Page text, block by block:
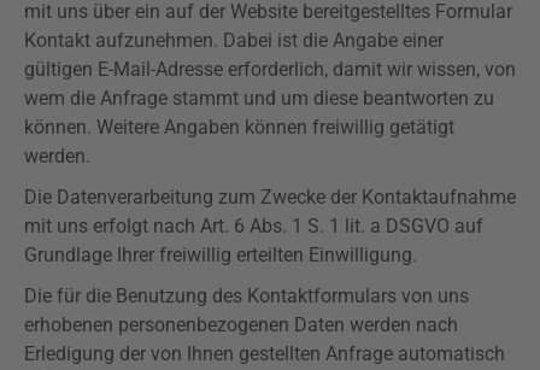
mit uns über ein auf der Website bereitgestelltes Formular
Kontakt aufzunehmen. Dabei ist die Angabe einer
gültigen E-Mail-Adresse erforderlich, damit wir wissen, von
wem die Anfrage stammt und um diese beantworten zu
können. Weitere Angaben können freiwillig getätigt
werden.
Die Datenverarbeitung zum Zwecke der Kontaktaufnahme
mit uns erfolgt nach Art. 6 Abs. 1 S. 1 lit. a DSGVO auf
Grundlage Ihrer freiwillig erteilten Einwilligung.
Die für die Benutzung des Kontaktformulars von uns
erhobenen personenbezogenen Daten werden nach
Erledigung der von Ihnen gestellten Anfrage automatisch